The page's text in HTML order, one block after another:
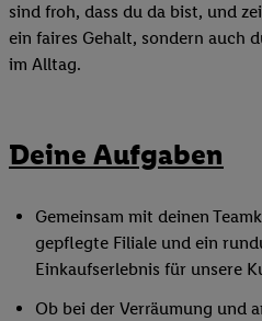
sind froh, dass du da bist, und
ein faires Gehalt, sondern auch
im Alltag.
Deine Aufgaben
Gemeinsam mit deinen
gepflegte Filiale und ein
Einkaufserlebnis für unsere
Ob bei der Verräumung und